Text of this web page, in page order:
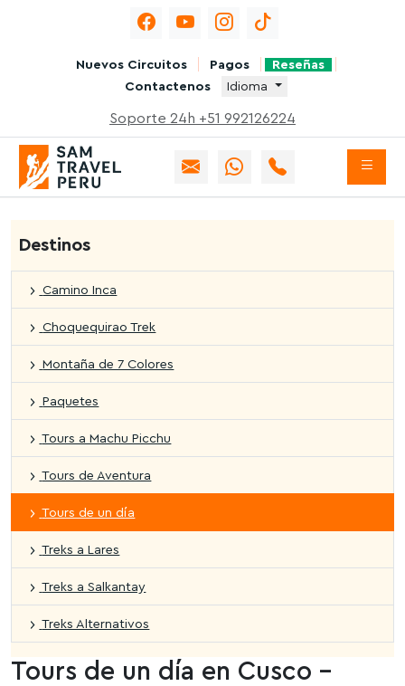
Nuevos Circuitos Pagos
Reseñas
Contactenos
Idioma
Soporte 24h +51 992126224
Destinos
Camino Inca
Choquequirao Trek
Montaña de 7 Colores
Paquetes
Tours a Machu Picchu
Tours de Aventura
Tours de un día
Treks a Lares
Treks a Salkantay
Treks Alternativos
Tours de un día en Cusco –